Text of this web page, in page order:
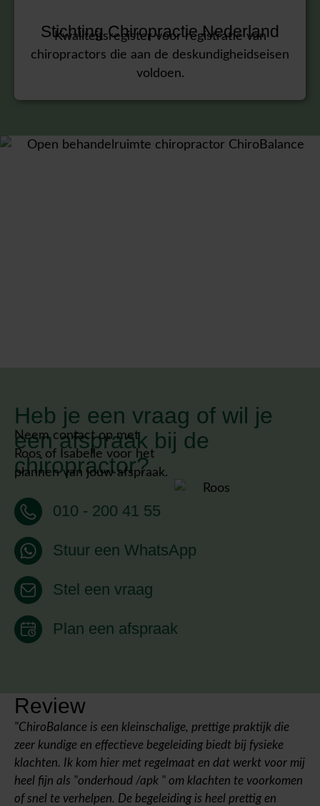
Stichting Chiropractie Nederland
Kwaliteitsregister voor registratie van
chiropractors die aan de deskundigheidseisen
voldoen.
Heb je een vraag of wil je
een afspraak bij de
chiropractor?
Neem contact op met
Roos of Isabelle voor het
plannen van jouw afspraak.
010 - 200 41 55
Stuur een WhatsApp
Stel een vraag
Plan een afspraak
Review
"ChiroBalance is een kleinschalige, prettige praktijk die
zeer kundige en effectieve begeleiding biedt bij fysieke
klachten. Ik kom hier met regelmaat en dat werkt voor mij
heel fijn als "onderhoud /apk " om klachten te voorkomen
of snel te verhelpen. De begeleiding is heel prettig en